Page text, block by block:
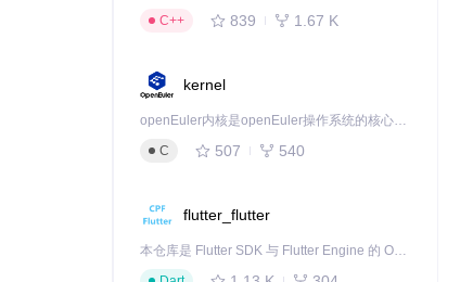
C++
839 1.67 K
kernel
openEuler内核是openEuler操作系统的核心，既是系统性能与稳定性的基石，也是连接处理器、设备与服务的桥梁。
C
507 540
flutter_flutter
本仓库是 Flutter SDK 与 Flutter Engine 的 OpenHarmony 适配版本，由 CPF-Flutter 团队维护。开发者可使用熟悉的 Flutter 技术栈开发 OpenHarmony 应用，3.35.7 及以后的适配版本可基于本仓库源码构建支持 OpenHarmony 的 Flutter Engine。